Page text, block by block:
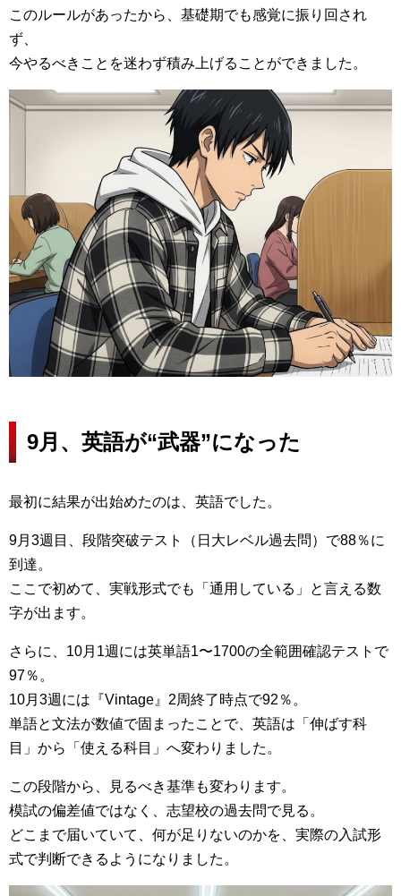
このルールがあったから、基礎期でも感覚に振り回され
ず、
今やるべきことを迷わず積み上げることができました。
9月、英語が“武器”になった
最初に結果が出始めたのは、英語でした。
9月3週目、段階突破テスト（日大レベル過去問）で88％に
到達。
ここで初めて、実戦形式でも「通用している」と言える数
字が出ます。
さらに、10月1週には英単語1〜1700の全範囲確認テストで
97％。
10月3週には『Vintage』2周終了時点で92％。
単語と文法が数値で固まったことで、英語は「伸ばす科
目」から「使える科目」へ変わりました。
この段階から、見るべき基準も変わります。
模試の偏差値ではなく、志望校の過去問で見る。
どこまで届いていて、何が足りないのかを、実際の入試形
式で判断できるようになりました。